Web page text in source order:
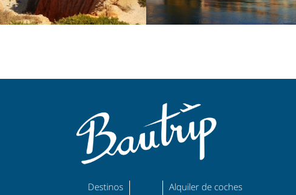
Destinos
Alquiler de coches